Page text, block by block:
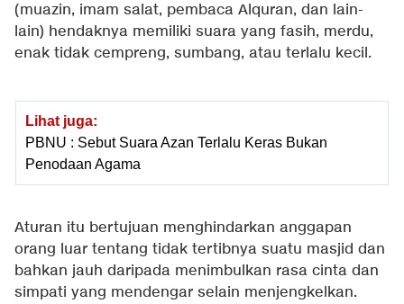
(muazin, imam salat, pembaca Alquran, dan lain-
lain) hendaknya memiliki suara yang fasih, merdu,
enak tidak cempreng, sumbang, atau terlalu kecil.
Lihat juga:
PBNU : Sebut Suara Azan Terlalu Keras Bukan
Penodaan Agama
Aturan itu bertujuan menghindarkan anggapan
orang luar tentang tidak tertibnya suatu masjid dan
bahkan jauh daripada menimbulkan rasa cinta dan
simpati yang mendengar selain menjengkelkan.